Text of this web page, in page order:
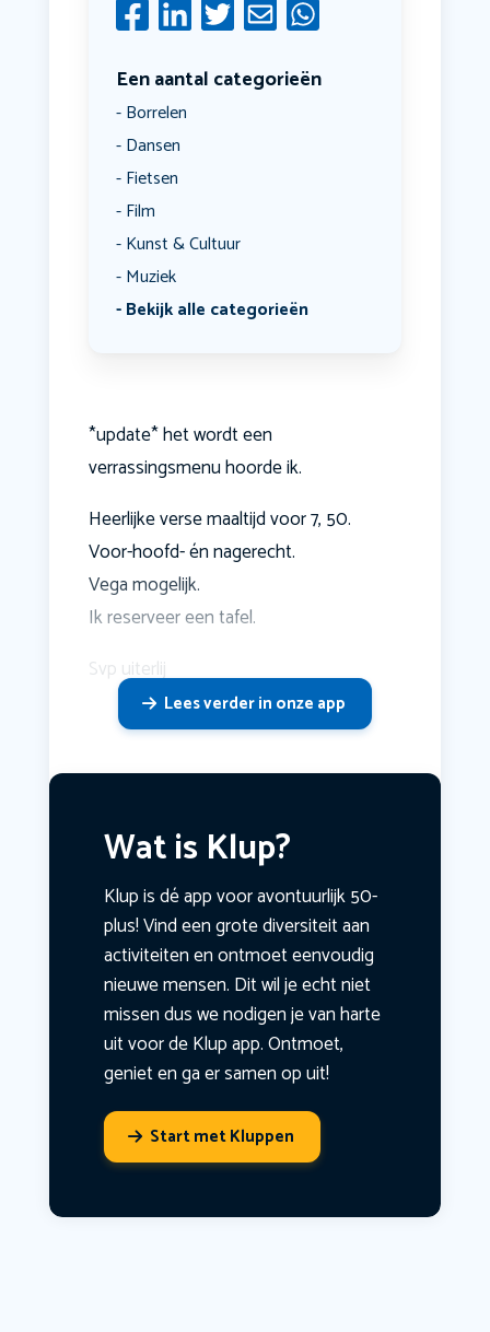
Een aantal categorieën
Borrelen
Dansen
Fietsen
Film
Kunst & Cultuur
Muziek
Bekijk alle categorieën
*update* het wordt een
verrassingsmenu hoorde ik.
Heerlijke verse maaltijd voor 7, 50.
Voor-hoofd- én nagerecht.
Vega mogelijk.
Ik reserveer een tafel.
Svp uiterlij
Lees verder in onze app
Wat is Klup?
Klup is dé app voor avontuurlijk 50-
plus! Vind een grote diversiteit aan
activiteiten en ontmoet eenvoudig
nieuwe mensen. Dit wil je echt niet
missen dus we nodigen je van harte
uit voor de Klup app. Ontmoet,
geniet en ga er samen op uit!
Start met Kluppen